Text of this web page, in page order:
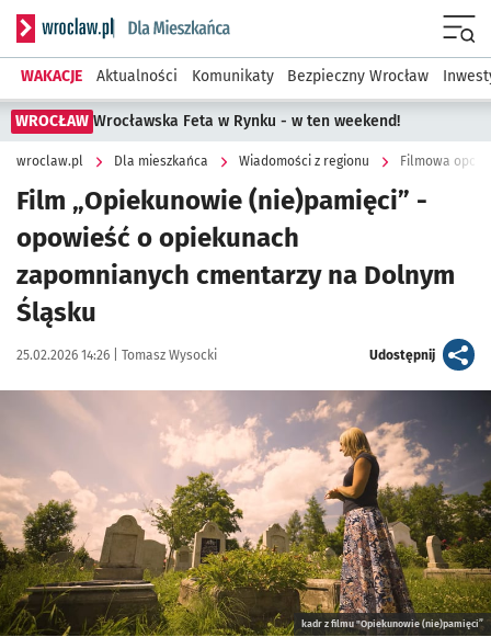
Serwis informacyjny wroclaw.pl podserwis: Dla mieszkańca
WAKACJE Aktualności Komunikaty Bezpieczny Wrocław
WROCŁAW Wrocławska Feta w Rynku - w ten weekend!
wroclaw.pl Dla mieszkańca Wiadomości z regionu Filmowa
Film „Opiekunowie (nie)pamięci” -
opowieść o opiekunach
zapomnianych cmentarzy na Dolnym
Śląsku
Data publikacji:
25.02.2026 14:26 | Autor:
Tomasz Wysocki Udostępnijartykuł
Kliknij, aby powiększyć
kadr z filmu "Opiekunowie (nie)pamięci”